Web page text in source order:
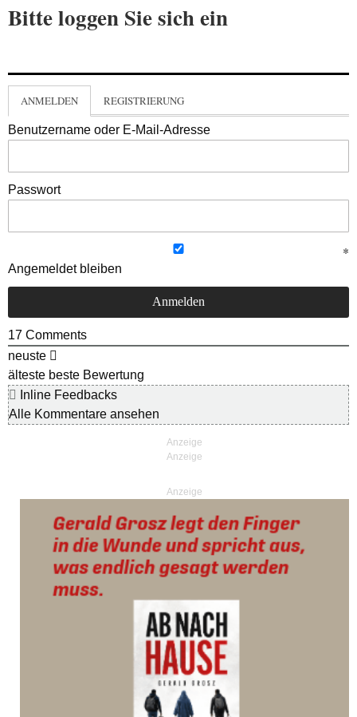
Bitte loggen Sie sich ein
ANMELDEN REGISTRIERUNG
Benutzername oder E-Mail-Adresse
Passwort
Angemeldet bleiben
17 Comments
neuste
älteste beste Bewertung
Inline Feedbacks
Alle Kommentare ansehen
Anzeige